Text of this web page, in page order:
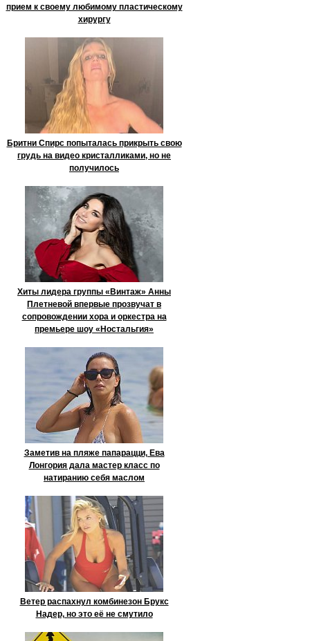
прием к своему любимому пластическому
хирургу
Бритни Спирс попыталась прикрыть свою
грудь на видео кристалликами, но не
получилось
Хиты лидера группы «Винтаж» Анны
Плетневой впервые прозвучат в
сопровождении хора и оркестра на
премьере шоу «Ностальгия»
Заметив на пляже папарацци, Ева
Лонгория дала мастер класс по
натиранию себя маслом
Ветер распахнул комбинезон Брукс
Надер, но это её не смутило